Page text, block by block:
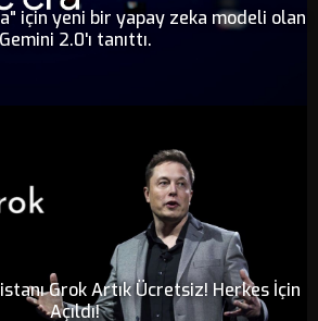
için yeni bir yapay zeka modeli olan
Gemini 2.0'ı tanıttı.
Grok Artık Ücretsiz! Herkes İçin
Açıldı!